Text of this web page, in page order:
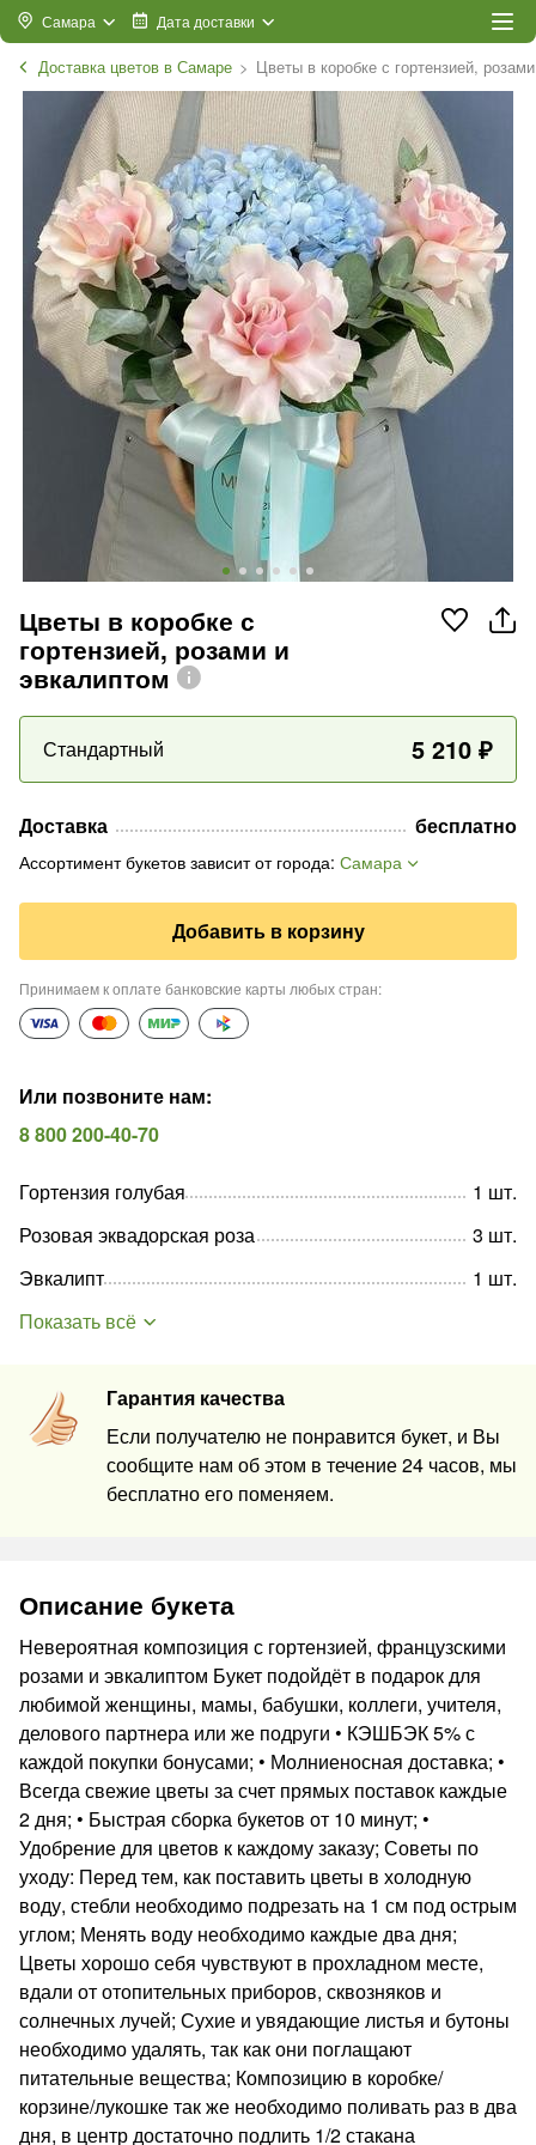
Самара Дата доставки
Доставка цветов в Самаре Цветы в коробке с гортензией,
Цветы в коробке с
гортензией, розами и
эвкалиптом
Стандартный 5 210 ₽
Доставка бесплатно
Ассортимент букетов зависит от города: Самара
Добавить в корзину
Принимаем к оплате банковские карты любых стран:
Или позвоните нам:
8 800 200-40-70
Гарантия качества
Если получателю не понравится букет, и Вы
сообщите нам об этом в течение 24 часов, мы
бесплатно его поменяем.
Гортензия голубая 1 шт.
Розовая эквадорская роза
3 шт.
Эвкалипт
1 шт.
Показать всё
Описание букета
Невероятная композиция с гортензией, французскими
розами и эвкалиптом Букет подойдёт в подарок для
любимой женщины, мамы, бабушки, коллеги, учителя,
делового партнера или же подруги • КЭШБЭК 5% с
каждой покупки бонусами; • Молниеносная доставка; •
Всегда свежие цветы за счет прямых поставок каждые
2 дня; • Быстрая сборка букетов от 10 минут; •
Удобрение для цветов к каждому заказу; Советы по
уходу: Перед тем, как поставить цветы в холодную
воду, стебли необходимо подрезать на 1 см под острым
углом; Менять воду необходимо каждые два дня;
Цветы хорошо себя чувствуют в прохладном месте,
вдали от отопительных приборов, сквозняков и
солнечных лучей; Сухие и увядающие листья и бутоны
необходимо удалять, так как они поглащают
питательные вещества; Композицию в коробке/
корзине/лукошке так же необходимо поливать раз в два
дня, в центр достаточно подлить 1/2 стакана